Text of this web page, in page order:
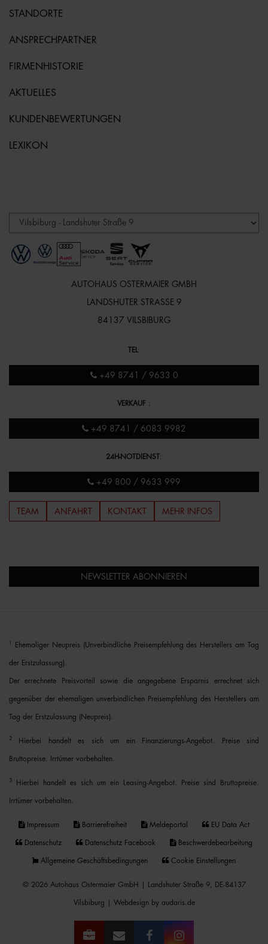
STANDORTE
ANSPRECHPARTNER
FIRMENHISTORIE
AKTUELLES
KUNDENBEWERTUNGEN
LEXIKON
AUTOHAUS OSTERMAIER GMBH
LANDSHUTER STRASSE 9
84137 VILSBIBURG
TEL :
+49 8741 / 9633 0
VERKAUF :
+49 8741 / 6083 9982
24H-NOTDIENST:
+49 800 / 9633 999
TEAM ANFAHRT KONTAKT MEHR INFOS
NEWSLETTER ABONNIEREN
Ehemaliger Neupreis (Unverbindliche Preisempfehlung des Herstellers am Tag
der Erstzulassung).
Der errechnete Preisvorteil sowie die angegebene Ersparnis errechnet sich
gegenüber der ehemaligen unverbindlichen Preisempfehlung des Herstellers am
Tag der Erstzulassung (Neupreis).
2 Hierbei handelt es sich um ein Finanzierungs-Angebot. Preise sind
Bruttopreise. Irrtümer vorbehalten.
3 Hierbei handelt es sich um ein Leasing-Angebot. Preise sind Bruttopreise.
Irrtümer vorbehalten.
Impressum Barrierefreiheit Meldeportal EU Data Act
Datenschutz Datenschutz Facebook Beschwerdebearbeitung
Allgemeine Geschäftsbedingungen Cookie Einstellungen
© 2026 Autohaus Ostermaier GmbH | Landshuter Straße 9, DE-84137
Vilsbiburg | Webdesign by audaris.de